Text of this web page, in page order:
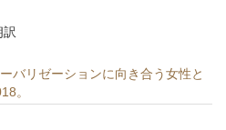
バリゼーションに向き合う女性と
。